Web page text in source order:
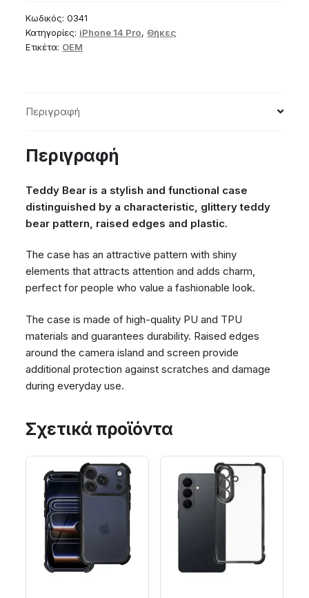
14
Κωδικός:0341
Κατηγορίες: iPhone 14 Pro, Θήκες
Ετικέτα: OEM
Περιγραφή
Περιγραφή
Teddy Bear is a stylish and functional case
distinguished by a characteristic, glittery teddy
bear pattern, raised edges and plastic.
The case has an attractive pattern with shiny
elements that attracts attention and adds charm,
perfect for people who value a fashionable look.
The case is made of high-quality PU and TPU
materials and guarantees durability. Raised edges
around the camera island and screen provide
additional protection against scratches and damage
during everyday use.
Σχετικά προϊόντα